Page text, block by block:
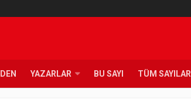
YAZARLAR BU SAYI TÜM SAYILAR